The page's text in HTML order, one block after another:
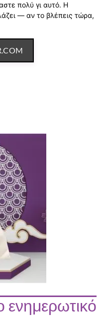
πολύ γι αυτό. Η
— αν το βλέπεις τώρα,
ενημερωτικό